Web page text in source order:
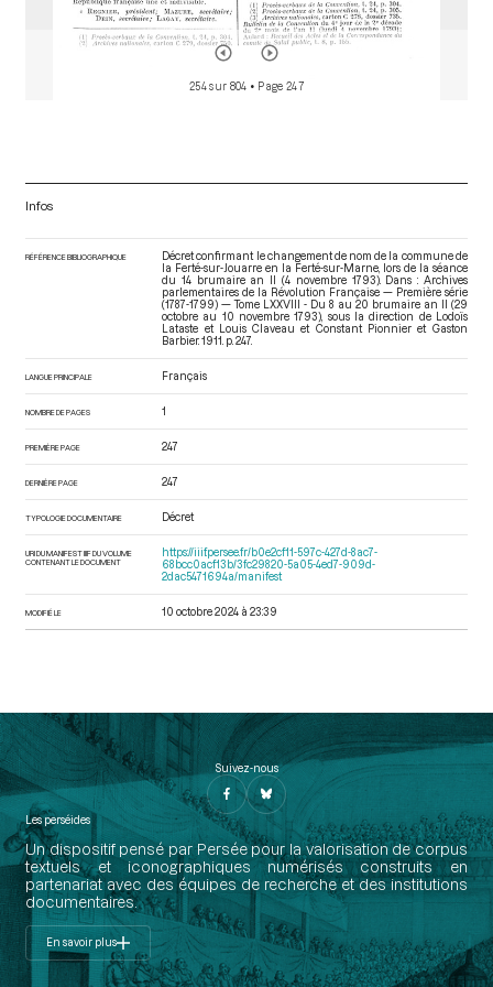
254 sur 804 • Page 247
Infos
RÉFÉRENCE BIBLIOGRAPHIQUE
Décret confirmant le changement de nom de la commune de
la Ferté-sur-Jouarre en la Ferté-sur-Marne, lors de la séance
du 14 brumaire an II (4 novembre 1793). Dans : Archives
parlementaires de la Révolution Française — Première série
(1787-1799) — Tome LXXVIII - Du 8 au 20 brumaire an II (29
octobre au 10 novembre 1793) , sous la direction de Lodoïs
Lataste et Louis Claveau et Constant Pionnier et Gaston
Barbier. 1911. p. 247.
LANGUE PRINCIPALE Français
NOMBRE DE PAGES 1
PREMIÈRE PAGE 247
DERNIÈRE PAGE 247
TYPOLOGIE DOCUMENTAIRE Décret
URI DU MANIFEST IIIF DU VOLUME
CONTENANT LE DOCUMENT
https://iiif.persee.fr/b0e2cf11-597c-427d-8ac7-
68bcc0acf13b/3fc29820-5a05-4ed7-909d-
2dac5471694a/manifest
MODIFIÉ LE 10 octobre 2024 à 23:39
Suivez-nous
Les perséides
Un dispositif pensé par Persée pour la valorisation de corpus
textuels et iconographiques numérisés construits en
partenariat avec des équipes de recherche et des institutions
documentaires.
En savoir plus